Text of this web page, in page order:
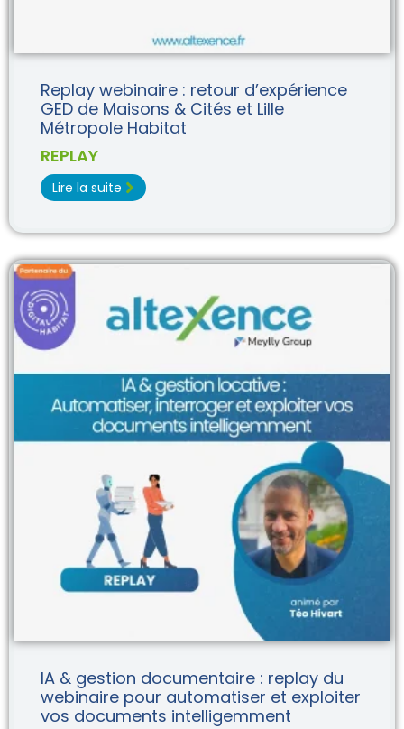
Replay webinaire : retour d’expérience
GED de Maisons & Cités et Lille
Métropole Habitat
REPLAY
Lire la suite
IA & gestion documentaire : replay du
webinaire pour automatiser et exploiter
vos documents intelligemment